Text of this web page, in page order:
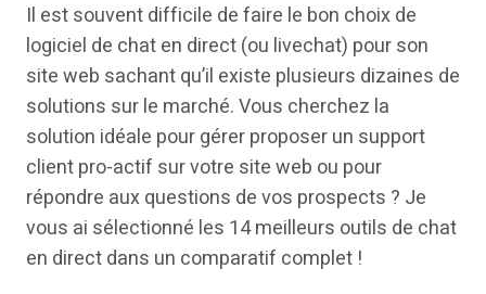
Il est souvent difficile de faire le bon choix de
logiciel de chat en direct (ou livechat) pour son
site web sachant qu’il existe plusieurs dizaines de
solutions sur le marché. Vous cherchez la
solution idéale pour gérer proposer un support
client pro-actif sur votre site web ou pour
répondre aux questions de vos prospects ? Je
vous ai sélectionné les 14 meilleurs outils de chat
en direct dans un comparatif complet !